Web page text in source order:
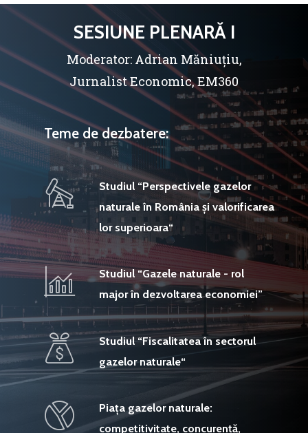
SESIUNE PLENARĂ I
Moderator: Adrian Măniuțiu,
Jurnalist Economic, EM360
Teme de dezbatere:
Studiul “Perspectivele gazelor
naturale în România și valorificarea
lor superioara“
Studiul “Gazele naturale - rol
major în dezvoltarea economiei”
Studiul “Fiscalitatea în sectorul
gazelor naturale“
Piața gazelor naturale:
competitivitate, concurență,